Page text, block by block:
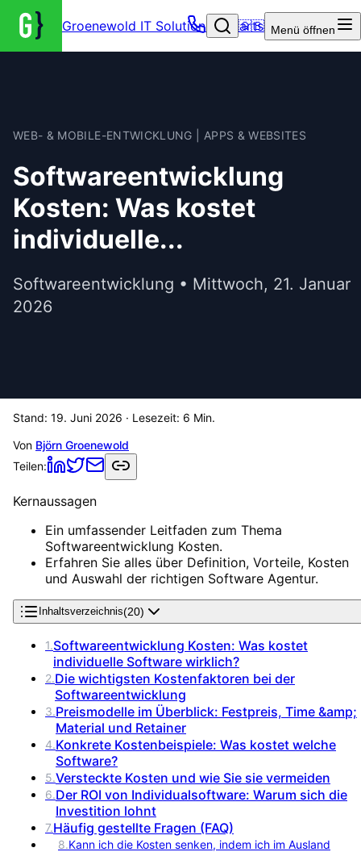
Groenewold IT Solutions – Startseite
🇬🇧 Menü öffnen
WEB- & MOBILE-ENTWICKLUNG | APPS & WEBSITES
Softwareentwicklung
Kosten: Was kostet
individuelle...
Softwareentwicklung • Mittwoch, 21. Januar
2026
Stand: 19. Juni 2026 · Lesezeit: 6 Min.
Von Björn Groenewold
Teilen:
Kernaussagen
Ein umfassender Leitfaden zum Thema
Softwareentwicklung Kosten.
Erfahren Sie alles über Definition, Vorteile, Kosten
und Auswahl der richtigen Software Agentur.
Inhaltsverzeichnis(20)
1.Softwareentwicklung Kosten: Was kostet
individuelle Software wirklich?
2.Die wichtigsten Kostenfaktoren bei der
Softwareentwicklung
3.Preismodelle im Überblick: Festpreis, Time &amp;
Material und Retainer
4.Konkrete Kostenbeispiele: Was kostet welche
Software?
5.Versteckte Kosten und wie Sie sie vermeiden
6.Der ROI von Individualsoftware: Warum sich die
Investition lohnt
7.Häufig gestellte Fragen (FAQ)
8.Kann ich die Kosten senken, indem ich im Ausland